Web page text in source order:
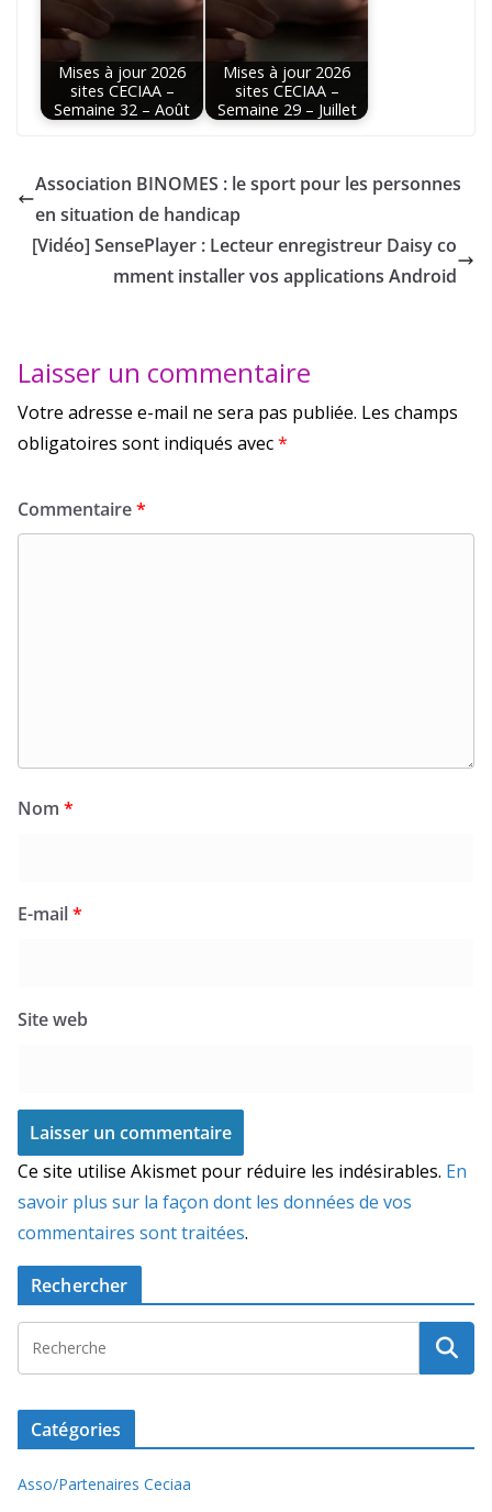
Mises à jour 2026
sites CECIAA –
Semaine 32 – Août
Mises à jour 2026
sites CECIAA –
Semaine 29 – Juillet
Association BINOMES : le sport pour les personnes
en situation de handicap
[Vidéo] SensePlayer : Lecteur enregistreur Daisy co
mment installer vos applications Android
Laisser un commentaire
Votre adresse e-mail ne sera pas publiée. Les champs
obligatoires sont indiqués avec*
Commentaire*
Nom *
E-mail*
Site web
Ce site utilise Akismet pour réduire les indésirables. En
savoir plus sur la façon dont les données de vos
commentaires sont traitées.
Rechercher
Catégories
Asso/Partenaires Ceciaa